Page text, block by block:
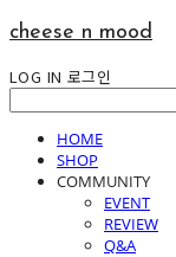
cheese n mood
LOG IN 로그인
HOME
SHOP
COMMUNITY
EVENT
REVIEW
Q&A